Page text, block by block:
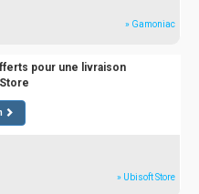
» Gamoniac
pour une livraison
» Ubisoft Store